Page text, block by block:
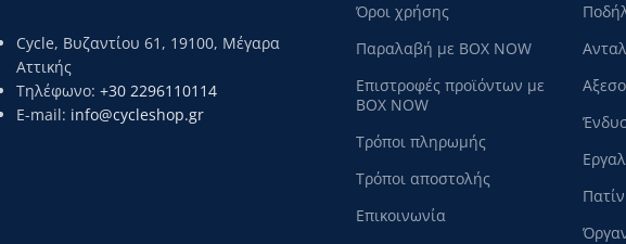
Cycle, Βυζαντίου 61, 19100, Μέγαρα
Αττικής
Τηλέφωνο: +30 2296110114
E-mail: info@cycleshop.gr
Όροι χρήσης
Παραλαβή με BOX NOW
Επιστροφές προϊόντων με
BOX NOW
Τρόποι πληρωμής
Τρόποι αποστολής
Επικοινωνία